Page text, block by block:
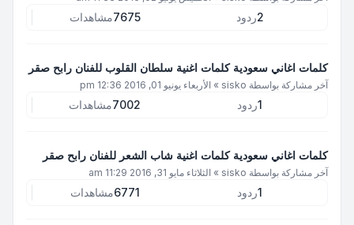
2ردود 7675مشاهدات
كلمات اغاني سعودية كلمات اغنية سلطان القلوب للفنان رابح صقر
آخر مشاركة بواسطة sisko
» الأربعاء يونيو 01, 2016 12:36 pm
1ردود 7002مشاهدات
كلمات اغاني سعودية كلمات اغنية شاب الشعر للفنان رابح صقر
آخر مشاركة بواسطة sisko
» الثلاثاء مايو 31, 2016 11:29 am
1ردود 6771مشاهدات